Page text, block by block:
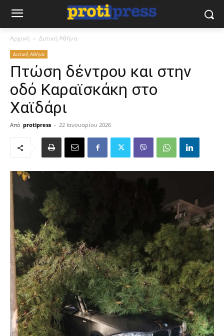
Αρχική Δυτική Αθήνα
Δυτική Αθήνα
Πτώση δέντρου και στην
οδό Καραϊσκάκη στο
Χαϊδάρι
Από protipress - 22 Ιανουαρίου 2026